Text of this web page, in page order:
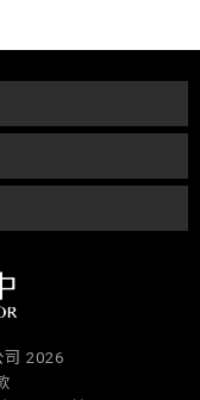
2026